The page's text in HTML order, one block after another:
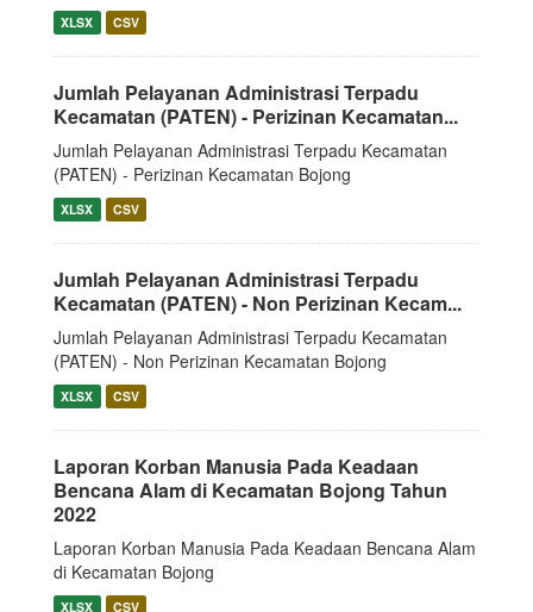
XLSX CSV
Jumlah Pelayanan Administrasi Terpadu
Kecamatan (PATEN) - Perizinan Kecamatan...
Jumlah Pelayanan Administrasi Terpadu Kecamatan
(PATEN) - Perizinan Kecamatan Bojong
XLSX CSV
Jumlah Pelayanan Administrasi Terpadu
Kecamatan (PATEN) - Non Perizinan Kecam...
Jumlah Pelayanan Administrasi Terpadu Kecamatan
(PATEN) - Non Perizinan Kecamatan Bojong
XLSX CSV
Laporan Korban Manusia Pada Keadaan
Bencana Alam di Kecamatan Bojong Tahun
2022
Laporan Korban Manusia Pada Keadaan Bencana Alam
di Kecamatan Bojong
XLSX CSV